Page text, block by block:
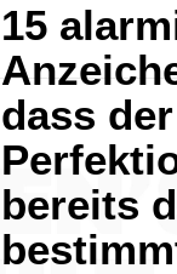
15
dass der
bereits